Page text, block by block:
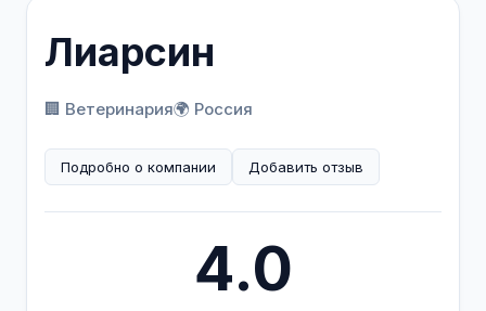
Лиарсин
🏢 Ветеринария🌍 Россия
Подробно о компании Добавить отзыв
4.0